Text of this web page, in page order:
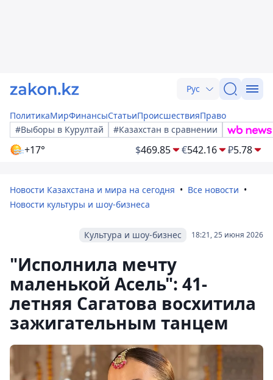
Рус
ПолитикаМирФинансыСтатьиПроисшествияПраво
#Выборы в Курултай
#Казахстан в сравнении
+17° $469.85 €542.16 ₽5.78
Новости Казахстана и мира на сегодня
Все новости
Новости культуры и шоу-бизнеса
18:21, 25 июня 2026
Культура и шоу-бизнес
"Исполнила мечту
маленькой Асель": 41-
летняя Сагатова восхитила
зажигательным танцем